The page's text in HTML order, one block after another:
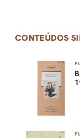
CONTEÚDOS